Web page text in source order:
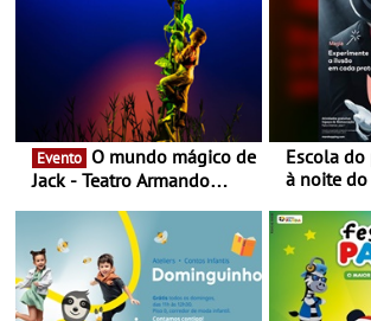
Evento
Jack - Teatro Armando
Escola
à noite
29 de